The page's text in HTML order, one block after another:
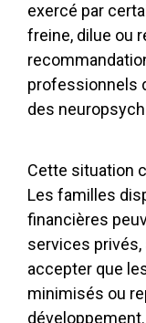
exercé par
freine, dilue ou
professionnels
des
Cette situation
Les familles
financières
services
accepter que
minimisés ou
développement.